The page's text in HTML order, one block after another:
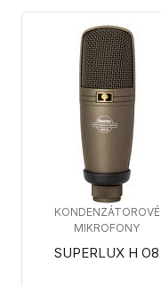
SUPERLUX H O8
KONDENZÁTOROVÉ
MIKROFONY